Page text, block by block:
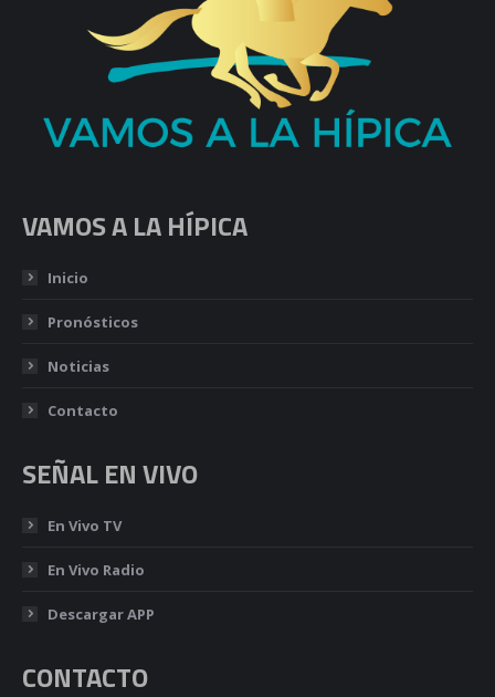
VAMOS A LA HÍPICA
Inicio
Pronósticos
Noticias
Contacto
SEÑAL EN VIVO
En Vivo TV
En Vivo Radio
Descargar APP
CONTACTO